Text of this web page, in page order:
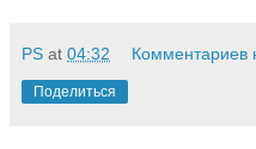
PS at 04:32 Комментариев
Поделиться